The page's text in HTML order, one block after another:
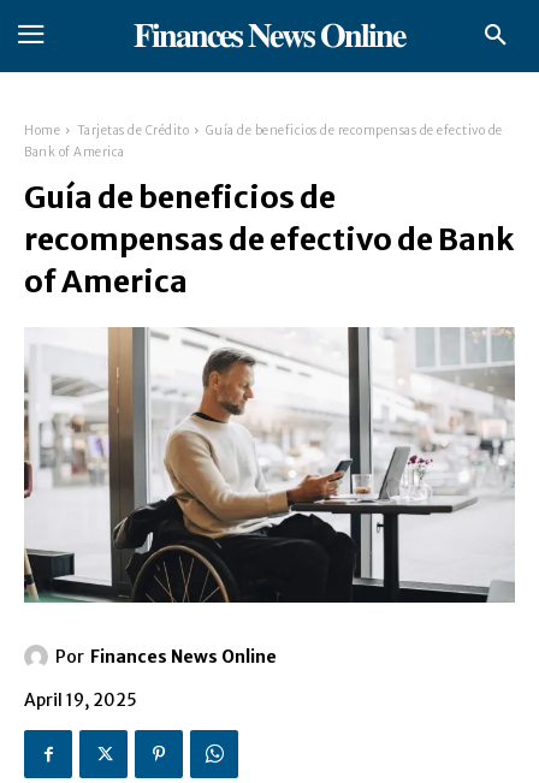
𝐅𝐢𝐧𝐚𝐧𝐜𝐞𝐬 𝐍𝐞𝐰𝐬 𝐎𝐧𝐥𝐢𝐧𝐞
Home Tarjetas de Crédito
Guía de beneficios de recompensas de efectivo de
Bank of America
Guía de beneficios de
recompensas de efectivo de Bank
of America
Por Finances News Online
April 19, 2025